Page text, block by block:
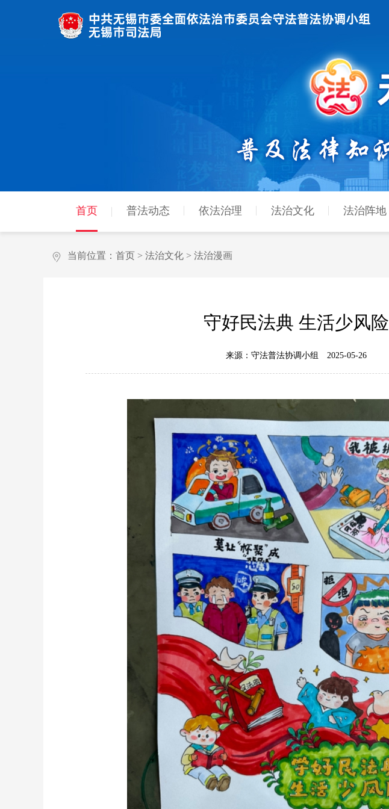
首页 普法动态 依法治理 法治文化 法治阵地
当前位置： 首页 > 法治文化 > 法治漫画
守好民法典 生活少风险
来源：守法普法协调小组 2025-05-26